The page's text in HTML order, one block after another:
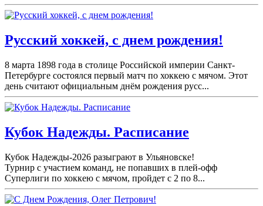
Русский хоккей, с днем рождения!
8 марта 1898 года в столице Российской империи Санкт-
Петербурге состоялся первый матч по хоккею с мячом. Этот
день считают официальным днём рождения русс...
Кубок Надежды. Расписание
Кубок Надежды-2026 разыграют в Ульяновске!
Турнир с участием команд, не попавших в плей-офф
Суперлиги по хоккею с мячом, пройдет с 2 по 8...